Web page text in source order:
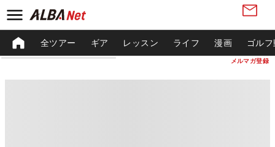
メルマガ登録
全ツアー ギア レッスン ライフ 漫画 ゴル